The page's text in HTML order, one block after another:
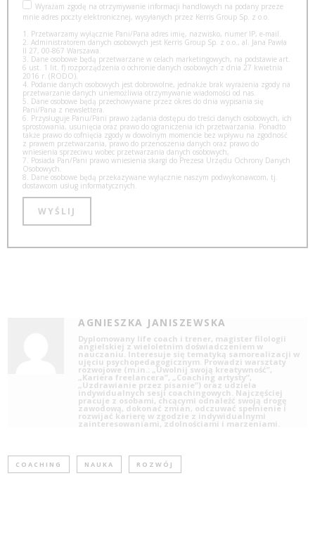
Wyrażam zgodę na otrzymywanie informacji handlowych na podany przeze
mnie adres poczty elektronicznej, wysyłanych przez Kerris Group Sp. z o.o.
1. Przetwarzamy wyłącznie Pani/Pana adres imię, nazwisko, numer IP, e-mail.
2. Administratorem danych osobowych jest Kerris Group Sp. z o.o., al. Jana Pawła
II 27, 00-867 Warszawa.
3. Dane osobowe będą przetwarzane w celach marketingowych, na podstawie art.
6 ust. 1 lit. f) rozporządzenia o ochronie danych osobowych z dnia 27 kwietnia
2016 r. (RODO).
4. Podanie danych osobowych jest dobrowolne, jednakże brak wyrażenia zgody na
przetwarzanie danych uniemożliwia otrzymywanie wiadomości od nas.
5. Dane osobowe będą przechowywane przez okres do dnia wypisania się
Pani/Pana z newslettera.
6. Przysługuje Panu/Pani prawo żądania dostępu do treści danych osobowych, ich
sprostowania, usunięcia oraz prawo do ograniczenia ich przetwarzania. Ponadto
także prawo do cofnięcia zgody w dowolnym momencie bez wpływu na zgodność
z prawem przetwarzania, prawo do przenoszenia danych oraz prawo do
wniesienia sprzeciwu wobec przetwarzania danych osobowych,
7. Posiada Pan/Pani prawo wniesienia skargi do Prezesa Urzędu Ochrony Danych
Osobowych.
8. Dane osobowe będą przekazywane wyłącznie naszym podwykonawcom, tj.
dostawcom usług informatycznych.
AGNIESZKA JANISZEWSKA
Dyplomowany life coach i trener, magister filologii
angielskiej z wieloletnim doświadczeniem w
nauczaniu. Interesuje się tematyką samorealizacji w
ujęciu psychopedagogicznym. Prowadzi warsztaty
rozwojowe (m.in.: „Uwolnij swoją kreatywność”,
„Kariera freelancera”, „Coaching artysty”,
„Uzdrawianie przez pisanie”) oraz udziela
indywidualnych sesji coachingowych. Najczęściej
pracuje z osobami, chcącymi odnaleźć swoją drogę
zawodową, dokonać zmian, odczuwać spełnienie i
rozwijać karierę w zgodzie z indywidualnymi
zainteresowaniami, zdolnościami i marzeniami.
COACHING NAUKA ROZWÓJ